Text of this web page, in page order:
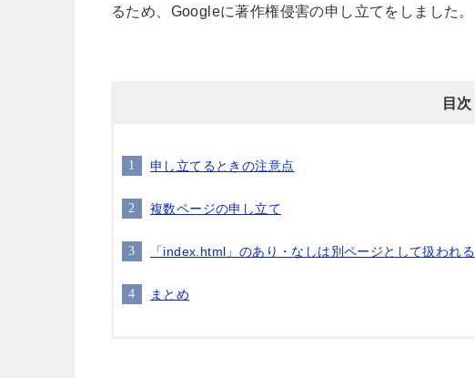
るため、Googleに著作権侵害の申し立てをしました。
目次
申し立てるときの注意点
複数ページの申し立て
「index.html」のあり・なしは別ページとして扱われる
まとめ